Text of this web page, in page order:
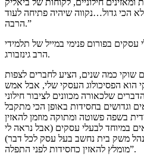
חילוניים, לקוחות של ביאליק
הכי גדול…נקווה שיהיה פתיחה לעוד
הרבה.”
בפורום פנימי במייל של תלמידי
הרב גינזבורג.
שוקי כמה שנים, הציע לחברים לצפות
הוא הפסיכולוג העסקי שלי, אבל אמש
שלכאורה מכוונים לציבור חילוני
בשפה פשוטה ומתוקה מוזמן להאזין
במיוחד לבעלי עסקים (אבל נראה לי
מומלץ להאזין כחסידות לפני התפלה”.